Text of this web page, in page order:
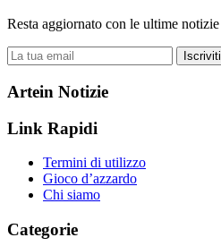
Resta aggiornato con le ultime notizie
Iscriviti
Artein Notizie
Link Rapidi
Termini di utilizzo
Gioco d’azzardo
Chi siamo
Categorie